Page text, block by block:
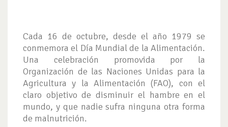
Cada 16 de octubre, desde el año 1979 se
conmemora el Día Mundial de la Alimentación.
Una celebración promovida por la
Organización de las Naciones Unidas para la
Agricultura y la Alimentación (FAO), con el
claro objetivo de disminuir el hambre en el
mundo, y que nadie sufra ninguna otra forma
de malnutrición.